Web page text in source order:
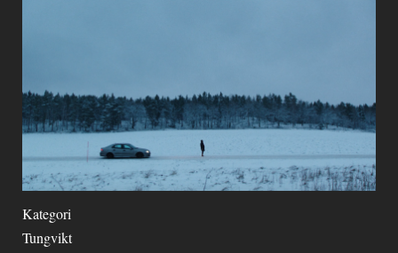
Kategori
Tungvikt